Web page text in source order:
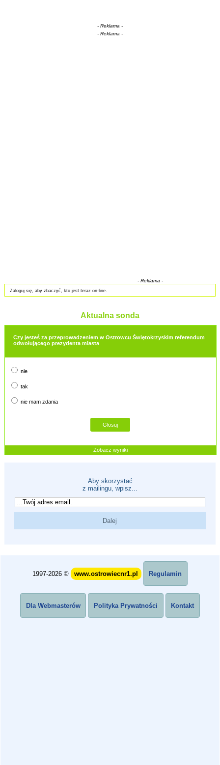
- Reklama -
- Reklama -
- Reklama -
Zaloguj się, aby zbaczyć, kto jest teraz on-line.
Aktualna sonda
Czy jesteś za przeprowadzeniem w Ostrowcu Świętokrzyskim referendum
odwołującego prezydenta miasta
nie
tak
nie mam zdania
Zobacz wyniki
Aby skorzystać
z mailingu, wpisz...
1997-2026 © www.ostrowiecnr1.pl Regulamin
Dla Webmasterów Polityka Prywatności Kontakt